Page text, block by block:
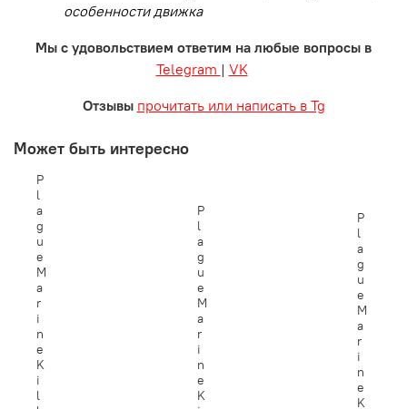
особенности движка
Мы с удовольствием ответим на любые вопросы в
Telegram | VK
Отзывы прочитать или написать в Tg
Может быть интересно
P
l
a
g
u
e
M
a
r
i
n
e
K
i
l
P
l
a
g
u
e
M
a
r
i
n
e
K
P
l
a
g
u
e
M
a
r
i
n
e
K